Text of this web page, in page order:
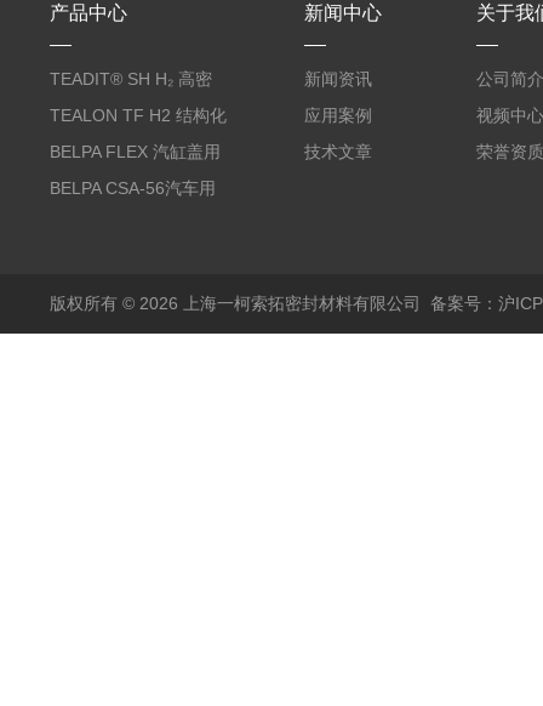
产品中心
TEADIT® SH H₂ 高密
度纯PTFE垫片
TEALON TF H2 结构化
PTFE垫片
BELPA FLEX 汽缸盖用
无石棉金属增强密封垫
BELPA CSA-56汽车用
新闻中心
新闻资讯
应用案例
技术文章
关于我
公司简介
视频中心
荣誉资质
版权所有 © 2026 上海一柯索拓密封材料有限公司 备案号：沪